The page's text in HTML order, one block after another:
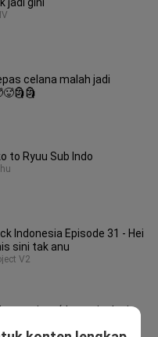
celana malah jadi
to Ryuu Sub Indo
Indonesia Episode 31 - Hei
sini tak anu
V2
(Januari - Juni